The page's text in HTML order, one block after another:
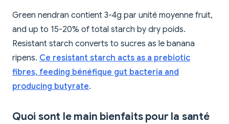
Green nendran contient 3-4g par unité moyenne fruit,
and up to 15-20% of total starch by dry poids.
Resistant starch converts to sucres as le banana
ripens. Ce resistant starch acts as a prebiotic
fibres, feeding bénéfique gut bacteria and
producing butyrate.
Quoi sont le main bienfaits pour la santé